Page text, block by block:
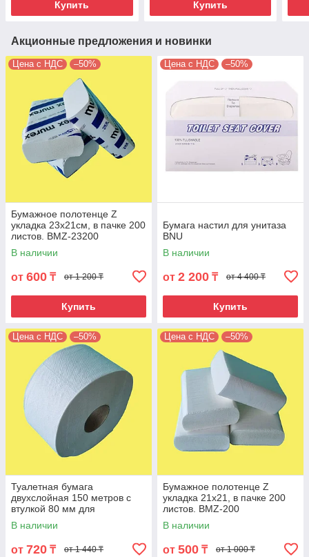
Купить Купить
Акционные предложения и новинки
Цена с НДС –50%
Бумажное полотенце Z
укладка 23х21см, в пачке 200
листов. BMZ-23200
В наличии
от 600 ₸ от 1 200 ₸
Купить
Цена с НДС –50%
Бумага настил для унитаза
BNU
В наличии
от 2 200 ₸ от 4 400 ₸
Купить
Цена с НДС –50%
Туалетная бумага
двухслойная 150 метров с
втулкой 80 мм для
диспенсеров Джамбо. BMJ-
1150
В наличии
от 720 ₸ от 1 440 ₸
Цена с НДС –50%
Бумажное полотенце Z
укладка 21х21, в пачке 200
листов. BMZ-200
В наличии
от 500 ₸ от 1 000 ₸